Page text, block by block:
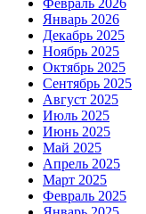
Январь 2026
Декабрь 2025
Ноябрь 2025
Октябрь 2025
Сентябрь 2025
Август 2025
Июль 2025
Июнь 2025
Май 2025
Апрель 2025
Март 2025
Февраль 2025